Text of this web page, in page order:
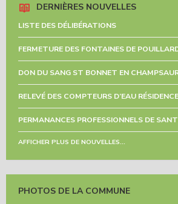
DERNIÈRES NOUVELLES
LISTE DES DÉLIBÉRATIONS
FERMETURE DES FONTAINES DE
DON DU SANG ST BONNET EN
RELEVÉ DES COMPTEURS D’EAU
PERMANANCES PROFESSIONNELS DE
AFFICHER PLUS DE NOUVELLES...
PHOTOS DE LA COMMUNE